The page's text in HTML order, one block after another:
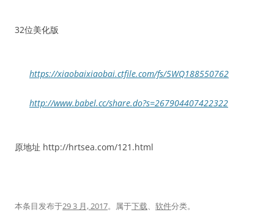
32位美化版
https://xiaobaixiaobai.ctfile.com/fs/5WQ188550762
http://www.babel.cc/share.do?s=267904407422322
原地址 http://hrtsea.com/121.html
本条目发布于29 3 月, 2017。属于下载、 软件分类。